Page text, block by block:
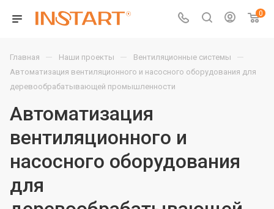
0
Главная — Наши проекты — Вентиляционные системы —
Автоматизация вентиляционного и насосного оборудования для
деревообрабатывающей промышленности
Автоматизация
вентиляционного и
насосного оборудования
для